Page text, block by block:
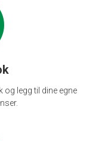
og legg til dine egne